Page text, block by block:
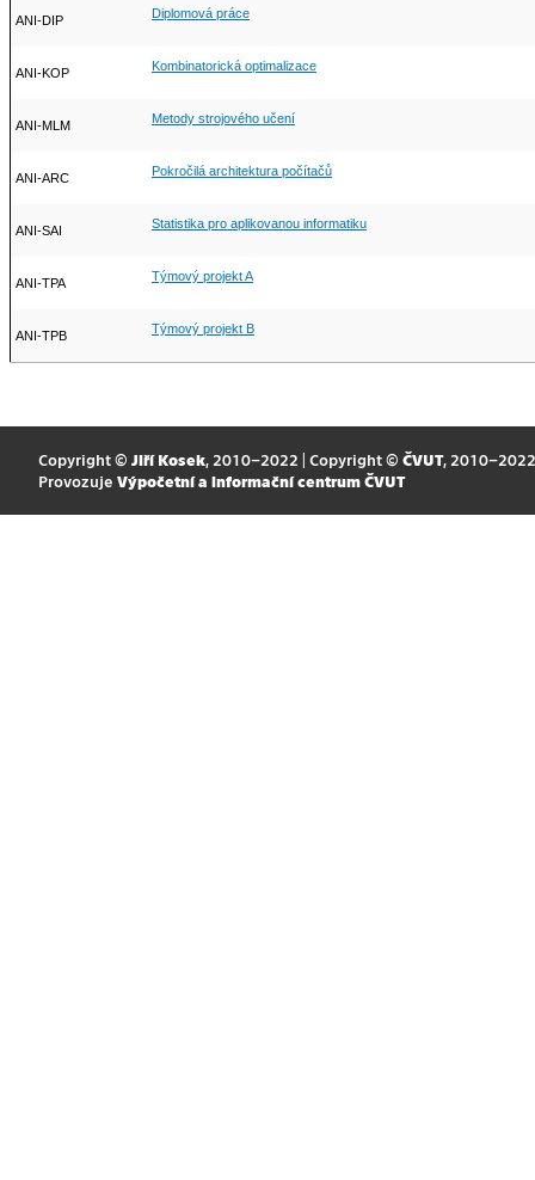
ANI-DIP Diplomová práce
ANI-KOP Kombinatorická optimalizace
ANI-MLM Metody strojového učení
ANI-ARC Pokročilá architektura počítačů
ANI-SAI Statistika pro aplikovanou informatiku
ANI-TPA Týmový projekt A
ANI-TPB Týmový projekt B
Copyright © Jiří Kosek, 2010–2022 | Copyright © ČVUT, 2010–2022
Provozuje Výpočetní a informační centrum ČVUT